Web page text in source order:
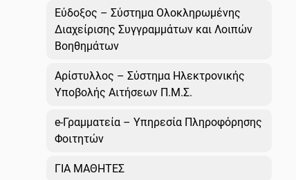
Εύδοξος – Σύστημα Ολοκληρωμένης
Διαχείρισης Συγγραμμάτων και Λοιπών
Βοηθημάτων
Αρίστυλλος – Σύστημα Ηλεκτρονικής
Υποβολής Αιτήσεων Π.Μ.Σ.
e-Γραμματεία – Υπηρεσία Πληροφόρησης
Φοιτητών
ΓΙΑ ΜΑΘΗΤΕΣ